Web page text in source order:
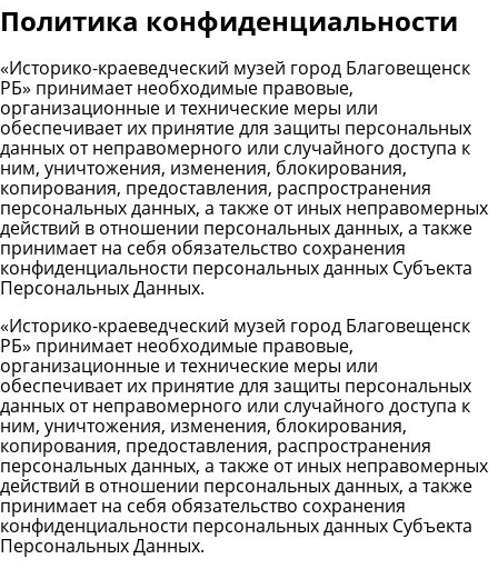
Политика конфиденциальности
«Историко-краеведческий музей город Благовещенск
РБ» принимает необходимые правовые,
организационные и технические меры или
обеспечивает их принятие для защиты персональных
данных от неправомерного или случайного доступа к
ним, уничтожения, изменения, блокирования,
копирования, предоставления, распространения
персональных данных, а также от иных неправомерных
действий в отношении персональных данных, а также
принимает на себя обязательство сохранения
конфиденциальности персональных данных Субъекта
Персональных Данных.
«Историко-краеведческий музей город Благовещенск
РБ» принимает необходимые правовые,
организационные и технические меры или
обеспечивает их принятие для защиты персональных
данных от неправомерного или случайного доступа к
ним, уничтожения, изменения, блокирования,
копирования, предоставления, распространения
персональных данных, а также от иных неправомерных
действий в отношении персональных данных, а также
принимает на себя обязательство сохранения
конфиденциальности персональных данных Субъекта
Персональных Данных.